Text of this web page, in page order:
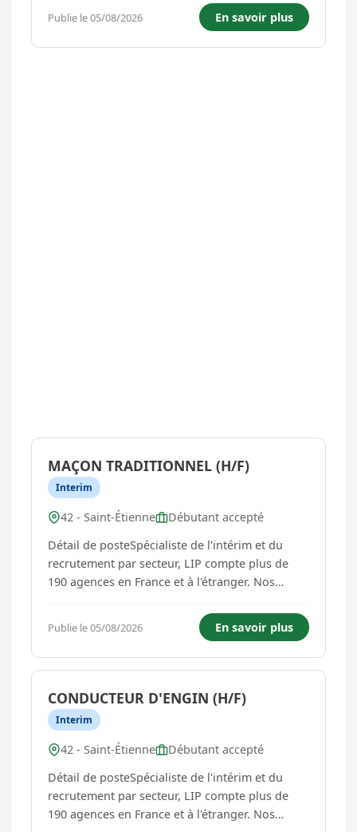
CDI, CDD et intérim dans les secteurs du gros
oeuvre, du second œuvre, des travaux publics
et des espaces verts. A...
Publie le 05/08/2026 En savoir plus
MAÇON TRADITIONNEL (H/F)
Interim
42 - Saint-Étienne
Débutant accepté
Détail de posteSpécialiste de l'intérim et du
recrutement par secteur, LIP compte plus de
190 agences en France et à l'étranger. Nos
CDI, CDD et intérim dans les secteurs du gros
oeuvre, du second œuvre, des travaux publics
et des espaces verts. A...
Publie le 05/08/2026 En savoir plus
CONDUCTEUR D'ENGIN (H/F)
Interim
42 - Saint-Étienne
Débutant accepté
Détail de posteSpécialiste de l'intérim et du
recrutement par secteur, LIP compte plus de
190 agences en France et à l'étranger. Nos